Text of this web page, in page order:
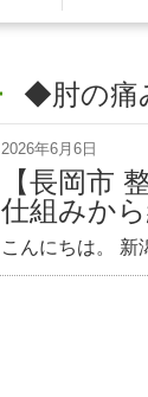
◆肘の痛
2026年6月6日
【長岡市
仕組みか
こんにちは。